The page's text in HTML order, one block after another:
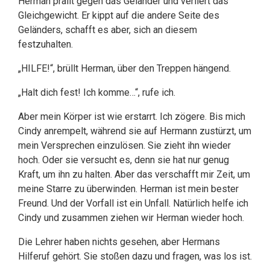
Gleichgewicht. Er kippt auf die andere Seite des
Geländers, schafft es aber, sich an diesem
festzuhalten.
„HILFE!“, brüllt Herman, über den Treppen hängend.
„Halt dich fest! Ich komme…“, rufe ich.
Aber mein Körper ist wie erstarrt. Ich zögere. Bis mich
Cindy anrempelt, während sie auf Hermann zustürzt, um
mein Versprechen einzulösen. Sie zieht ihn wieder
hoch. Oder sie versucht es, denn sie hat nur genug
Kraft, um ihn zu halten. Aber das verschafft mir Zeit, um
meine Starre zu überwinden. Herman ist mein bester
Freund. Und der Vorfall ist ein Unfall. Natürlich helfe ich
Cindy und zusammen ziehen wir Herman wieder hoch.
Die Lehrer haben nichts gesehen, aber Hermans
Hilferuf gehört. Sie stoßen dazu und fragen, was los ist.